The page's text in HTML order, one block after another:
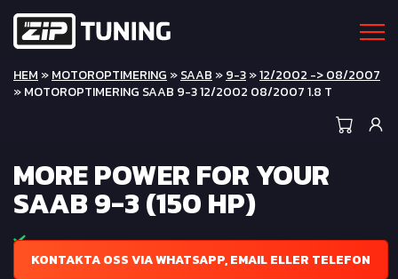
HEM »MOTOROPTIMERING »SAAB »9-3»12/2002 -> 08/2007
» MOTOROPTIMERING SAAB 9-3 12/2002 08/2007 1.8 T
MORE POWER FOR YOUR
SAAB 9-3 (150 HP)
KONTAKTA OSS VIA WHATSAPP, EMAIL ELLER TELEFON